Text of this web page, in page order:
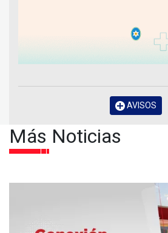
AVISOS
Más Noticias